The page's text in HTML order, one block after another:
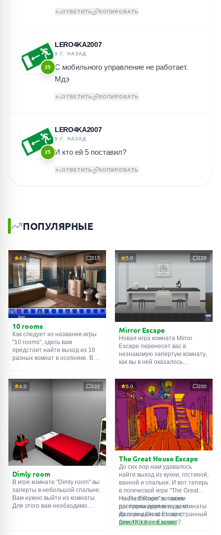
ОТВЕТИТЬ КОПИРОВАТЬ
25
LERO4KA2007
5 Г. НАЗАД
С мобильного управление не работает.
Мдэ
ОТВЕТИТЬ КОПИРОВАТЬ
25
LERO4KA2007
5 Г. НАЗАД
И кто ей 5 поставил?
ОТВЕТИТЬ КОПИРОВАТЬ
ПОПУЛЯРНЫЕ
4.0 315
10 rooms
Как следует из названия игры
"10 rooms", здесь вам
предстоит найти выход из 10
разных комнат в особняке. В
их, чтобы выйти. Выход из
одной комнаты является
5.0 229
Mirror Escape
Новая игра комната Mirror
Escape перенесет вас в
незнакомую запертую комнату,
как вы в ней оказалось
смекалки попробуйте решить
все, приготовленные авторами
для вас, головоломки и найти
выход на свободу.
Внимательно осмотрите
помещение, возможно вы
сможете найти какие-нибудь
подсказки. Желаем удачи!
4.0 222
Dimly room
В игре комнате "Dimly room" вы
заперты в небольшой спальне.
Вам нужно выйти из комнаты.
Для этого вам необходимо
5.0 200
The Great House Escape
До сих пор нам удавалось
найти выход из кухни, гостиной,
ванной и спальни. И вот теперь
в логической игре "The Great
House Escape" в нашем
распоряжении весь дом!
Далеко-далеко стоит странный
дом. Кто в нем живет?
На FlashRoom.ru также
доступны другие игры комнаты
из серии Great Escape:
Great Kitchen Escape